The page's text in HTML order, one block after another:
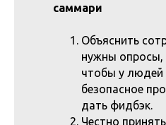
саммари
Объяснить
нужны опросы,
чтобы у людей
безопасное
дать фидбэк.
Честно